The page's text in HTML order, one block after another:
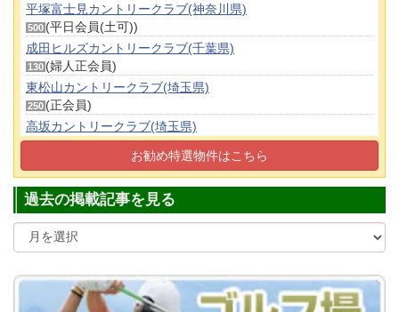
平塚富士見カントリークラブ(神奈川県)
500 (平日会員(土可))
成田ヒルズカントリークラブ(千葉県)
130 (婦人正会員)
東松山カントリークラブ(埼玉県)
250 (正会員)
高坂カントリークラブ(埼玉県)
(正会員)
都留カントリー倶楽部(山梨県)
お勧め特選物件はこちら
過去の掲載記事を見る